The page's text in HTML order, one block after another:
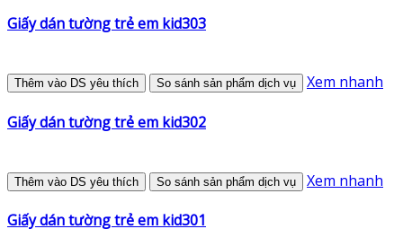
Giấy dán tường trẻ em kid303
Thêm vào DS yêu thích So sánh sản phẩm dịch vụ Xem nhanh
Giấy dán tường trẻ em kid302
Thêm vào DS yêu thích So sánh sản phẩm dịch vụ Xem nhanh
Giấy dán tường trẻ em kid301